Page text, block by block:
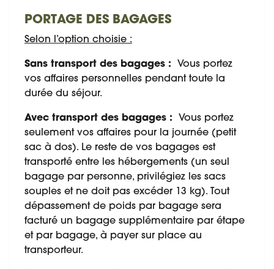
PORTAGE DES BAGAGES
Selon l’option choisie :
Sans transport des bagages : Vous portez
vos affaires personnelles pendant toute la
durée du séjour.
Avec transport des bagages : Vous portez
seulement vos affaires pour la journée (petit
sac à dos). Le reste de vos bagages est
transporté entre les hébergements (un seul
bagage par personne, privilégiez les sacs
souples et ne doit pas excéder 13 kg). Tout
dépassement de poids par bagage sera
facturé un bagage supplémentaire par étape
et par bagage, à payer sur place au
transporteur.